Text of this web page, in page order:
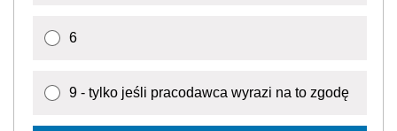
6
9 - tylko jeśli pracodawca wyrazi na to zgodę